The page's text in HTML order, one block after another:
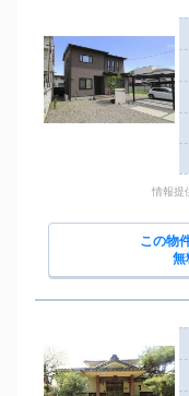
情報提
この物
無